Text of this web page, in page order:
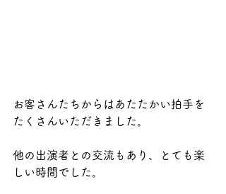
お客さんたちからはあたたかい拍手を
たくさんいただきました。
他の出演者との交流もあり、とても楽
しい時間でした。